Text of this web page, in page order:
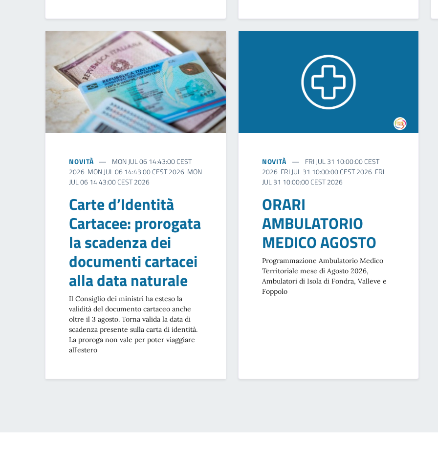
NOVITÀ
MON JUL 06 14:43:00 CEST
2026 MON JUL 06 14:43:00 CEST 2026 MON
JUL 06 14:43:00 CEST 2026
Carte d’Identità
Cartacee: prorogata
la scadenza dei
documenti cartacei
alla data naturale
Il Consiglio dei ministri ha esteso la
validità del documento cartaceo anche
oltre il 3 agosto. Torna valida la data di
scadenza presente sulla carta di identità.
La proroga non vale per poter viaggiare
all’estero
NOVITÀ
FRI JUL 31 10:00:00 CEST
2026 FRI JUL 31 10:00:00 CEST 2026 FRI
JUL 31 10:00:00 CEST 2026
ORARI
AMBULATORIO
MEDICO AGOSTO
Programmazione Ambulatorio Medico
Territoriale mese di Agosto 2026,
Ambulatori di Isola di Fondra, Valleve e
Foppolo